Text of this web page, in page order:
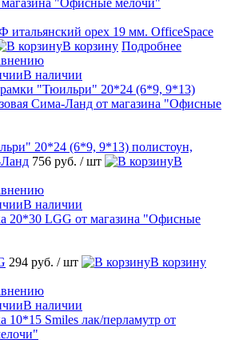
орех 19 мм. OfficeSpace
В корзину Подробнее
В наличии
20*24 (6*9, 9*13) полистоун,
Ланд 756 руб. / шт
В
В наличии
294 руб. / шт
В корзину
В наличии